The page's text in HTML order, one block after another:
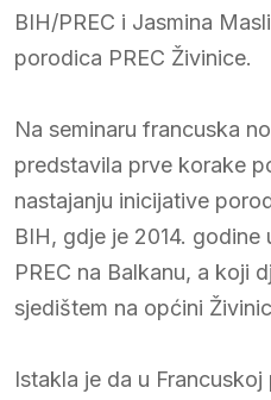
BIH/PREC i Jasmina
porodica PREC Živinice.
Na seminaru francuska
predstavila prve korake
nastajanju inicijative
BIH, gdje je 2014.
PREC na Balkanu, a koji
sjedištem na općini
Istakla je da u